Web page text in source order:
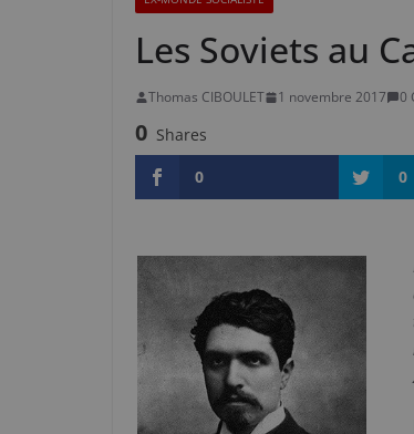
Les Soviets au
Thomas CIBOULET 1 novembre 2017 0
0 Shares
0
0